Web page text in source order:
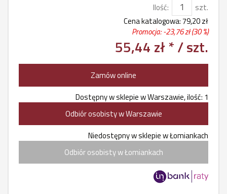
Ilość:
szt.
Cena katalogowa:79,20 zł
Promocja: -23,76 zł(30 %)
55,44 zł */ szt.
Zamów online
Dostępny w sklepie w Warszawie, ilość: 1
Odbiór osobisty w Warszawie
Niedostępny w sklepie w Łomiankach
Odbiór osobisty w Łomiankach